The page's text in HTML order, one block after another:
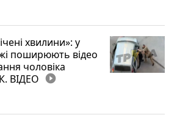
хвилини»: у
поширюють відео
чоловіка
ВІДЕО play_circle_filled